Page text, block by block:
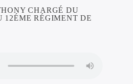
CHARGÉ DU
12ÉME RÉGIMENT DE